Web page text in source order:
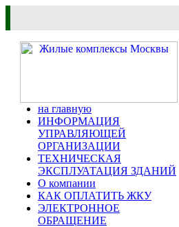
на главную
ИНФОРМАЦИЯ
УПРАВЛЯЮЩЕЙ
ОРГАНИЗАЦИИ
ТЕХНИЧЕСКАЯ
ЭКСПЛУАТАЦИЯ ЗДАНИЙ
О компании
КАК ОПЛАТИТЬ ЖКУ
ЭЛЕКТРОННОЕ
ОБРАЩЕНИЕ